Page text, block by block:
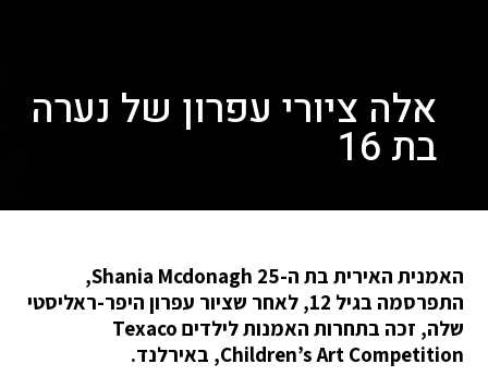
אלה ציורי עפרון של נערה
בת 16
האמנית האירית בת ה-25 Shania Mcdonagh,
התפרסמה בגיל 12, לאחר שציור עפרון היפר-ראליסטי
שלה, זכה בתחרות האמנות לילדים Texaco
Children’s Art Competition, באירלנד.